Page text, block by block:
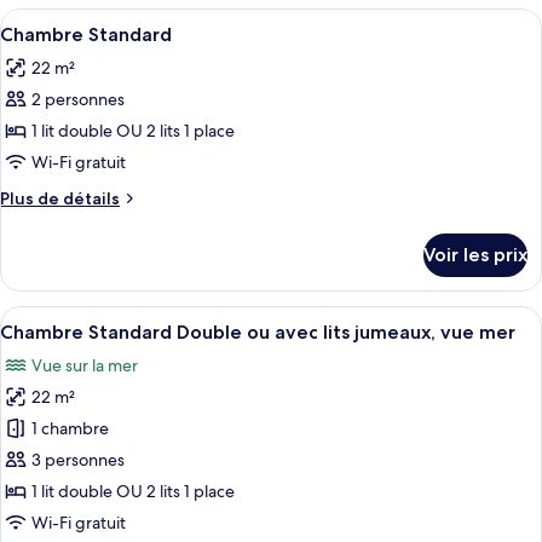
à
remous
type
de
Suite
Junior,
à
remous
Afficher
toutes
les
photos
pour
ce
type
de
Chambre
Standard
Une chambre d’hôtel comprenant
5
Chambre Standard
22 m²
2 personnes
1 lit double OU 2 lits 1 place
Wi-Fi gratuit
Plus de détails
Plus
le
type
de
Chambre
Standard
Voir les prix
Afficher
toutes
les
photos
pour
ce
type
de
Une chambre d’hôtel avec un balcon
5
Chambre Standard Double ou avec lits jumeaux, vue mer
Vue sur la mer
22 m²
1 chambre
3 personnes
1 lit double OU 2 lits 1 place
Wi-Fi gratuit